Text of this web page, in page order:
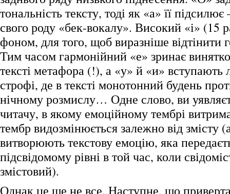
тональність тексту, тоді як «а» її
свого роду «бек-вокалу». Високий «і» (15
фоном, для того, щоб виразніше відтінити
Тим часом гармонійний «е» зринає
тексті метафора (!), а «у» й «и» вступають
строфі, де в тексті монотонний будень
нічному розмислу… Одне слово, ви
читачу, в якому емоційному тембрі
тембр видозмінюється залежно від змісту
витворюють текстову емоцію, яка
підсвідомому рівні в той час, коли
змістовий).
Однак це ще не все. Наступне, що